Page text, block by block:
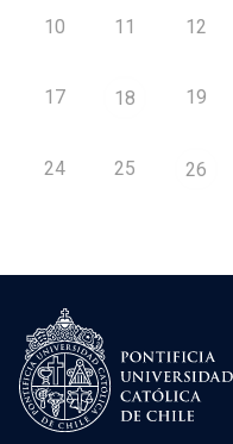
10 11 12
17 18 19
24 25 26